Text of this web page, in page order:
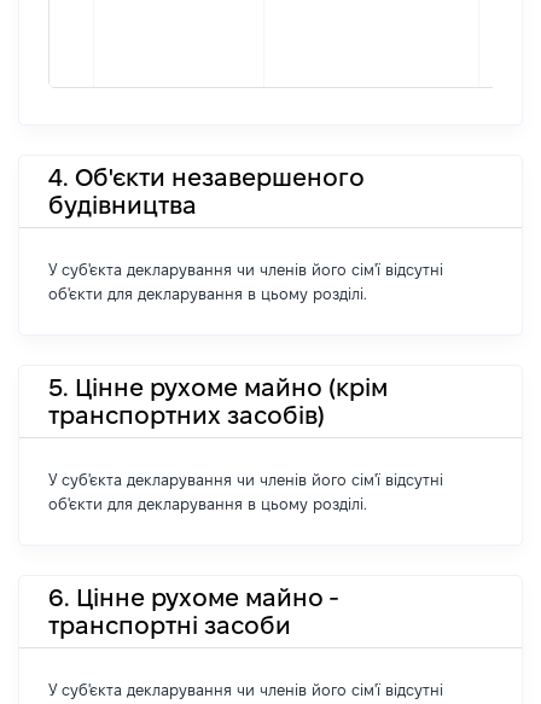
4. Об'єкти незавершеного
будівництва
У суб'єкта декларування чи членів його сім'ї відсутні
об'єкти для декларування в цьому розділі.
5. Цінне рухоме майно (крім
транспортних засобів)
У суб'єкта декларування чи членів його сім'ї відсутні
об'єкти для декларування в цьому розділі.
6. Цінне рухоме майно -
транспортні засоби
У суб'єкта декларування чи членів його сім'ї відсутні